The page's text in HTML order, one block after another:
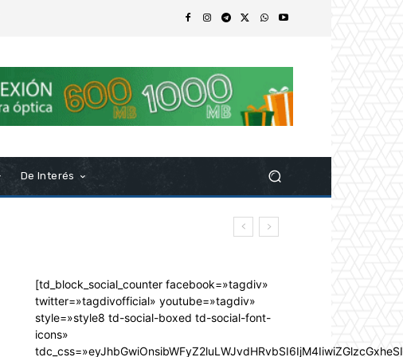
De Interés
[td_block_social_counter facebook=»tagdiv»
twitter=»tagdivofficial» youtube=»tagdiv»
style=»style8 td-social-boxed td-social-font-
icons»